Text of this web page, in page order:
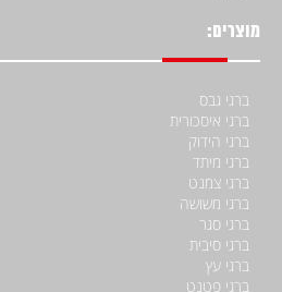
מוצרים:
ברגי גבס
ברגי איסכורית
ברגי הידוק
ברגי מיתד
ברגי צמנט
ברגי משושה
ברגי סגר
ברגי סיבית
ברגי עץ
ברגי פטנט